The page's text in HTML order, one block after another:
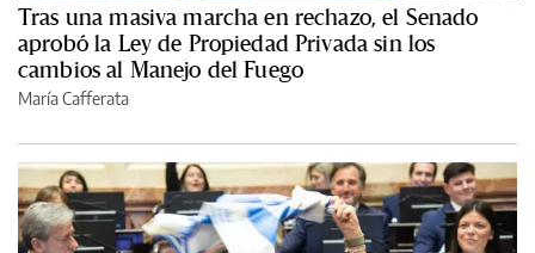
Tras una masiva marcha en rechazo, el Senado
aprobó la Ley de Propiedad Privada sin los
cambios al Manejo del Fuego
María Cafferata